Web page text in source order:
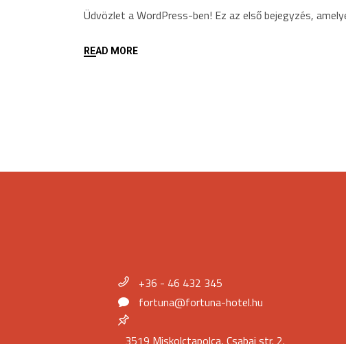
Üdvözlet a WordPress-ben! Ez az első bejegyzés,
READ MORE
+36 - 46 432 345
fortuna@fortuna-hotel.hu
3519 Miskolctapolca, Csabai str. 2.